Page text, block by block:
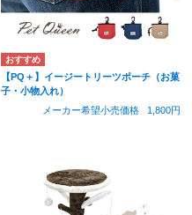
【PQ＋】イージートリーツポーチ（お菓
子・小物入れ）
メーカー希望小売価格
1,800円